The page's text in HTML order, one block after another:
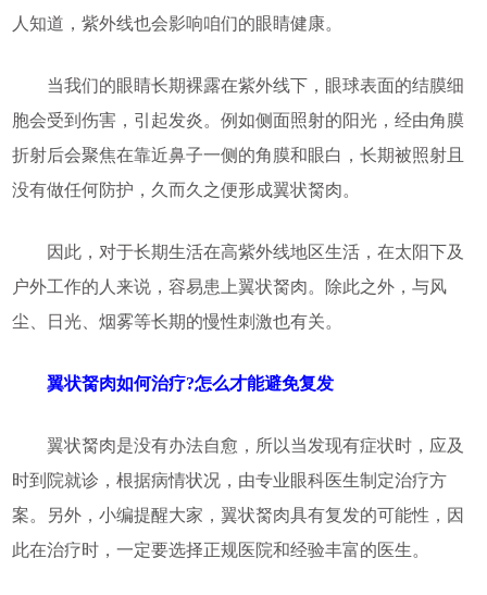
人知道，紫外线也会影响咱们的眼睛健康。
当我们的眼睛长期裸露在紫外线下，眼球表面的结膜细
胞会受到伤害，引起发炎。例如侧面照射的阳光，经由角膜
折射后会聚焦在靠近鼻子一侧的角膜和眼白，长期被照射且
没有做任何防护，久而久之便形成翼状胬肉。
因此，对于长期生活在高紫外线地区生活，在太阳下及
户外工作的人来说，容易患上翼状胬肉。除此之外，与风
尘、日光、烟雾等长期的慢性刺激也有关。
翼状胬肉如何治疗?怎么才能避免复发
翼状胬肉是没有办法自愈，所以当发现有症状时，应及
时到院就诊，根据病情状况，由专业眼科医生制定治疗方
案。另外，小编提醒大家，翼状胬肉具有复发的可能性，因
此在治疗时，一定要选择正规医院和经验丰富的医生。